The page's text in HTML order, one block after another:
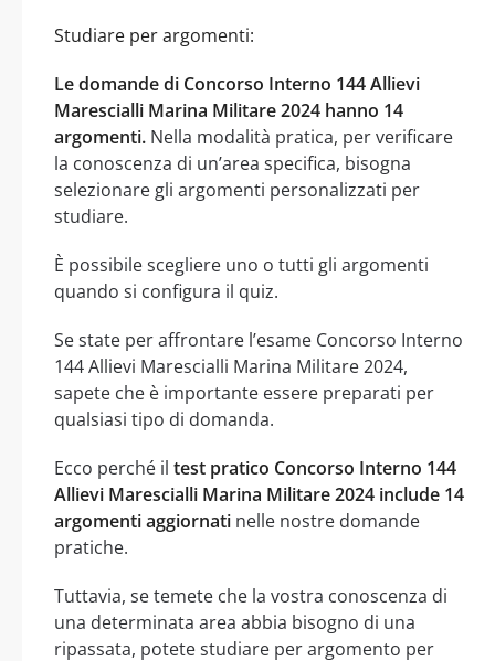
Studiare per argomenti:
Le domande di Concorso Interno 144 Allievi
Marescialli Marina Militare 2024 hanno 14
argomenti. Nella modalità pratica, per verificare
la conoscenza di un’area specifica, bisogna
selezionare gli argomenti personalizzati per
studiare.
È possibile scegliere uno o tutti gli argomenti
quando si configura il quiz.
Se state per affrontare l’esame Concorso Interno
144 Allievi Marescialli Marina Militare 2024,
sapete che è importante essere preparati per
qualsiasi tipo di domanda.
Ecco perché il test pratico Concorso Interno 144
Allievi Marescialli Marina Militare 2024 include 14
argomenti aggiornati nelle nostre domande
pratiche.
Tuttavia, se temete che la vostra conoscenza di
una determinata area abbia bisogno di una
ripassata, potete studiare per argomento per